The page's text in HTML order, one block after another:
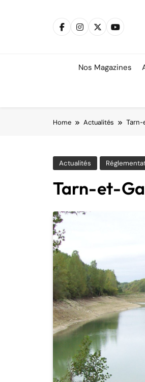
Nos Magazines
Home Actualités Tarn-
Actualités
Tarn-et-